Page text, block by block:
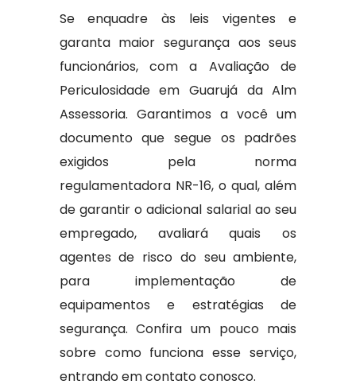
Se enquadre às leis vigentes e
garanta maior segurança aos seus
funcionários, com a Avaliação de
Periculosidade em Guarujá da Alm
Assessoria. Garantimos a você um
documento que segue os padrões
exigidos pela norma
regulamentadora NR-16, o qual, além
de garantir o adicional salarial ao seu
empregado, avaliará quais os
agentes de risco do seu ambiente,
para implementação de
equipamentos e estratégias de
segurança. Confira um pouco mais
sobre como funciona esse serviço,
entrando em contato conosco.